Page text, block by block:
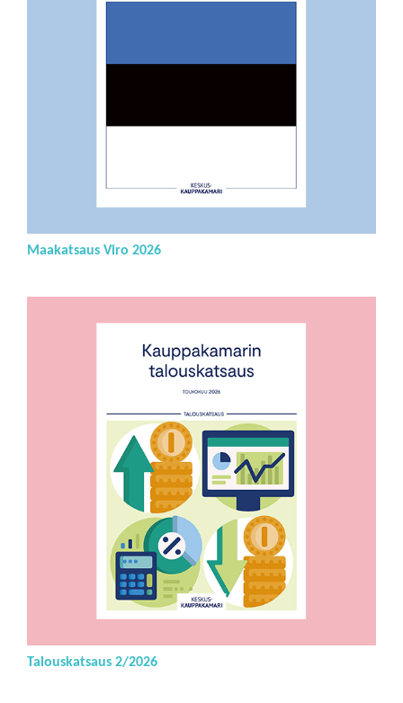
Maakatsaus Viro 2026
Talouskatsaus 2/2026